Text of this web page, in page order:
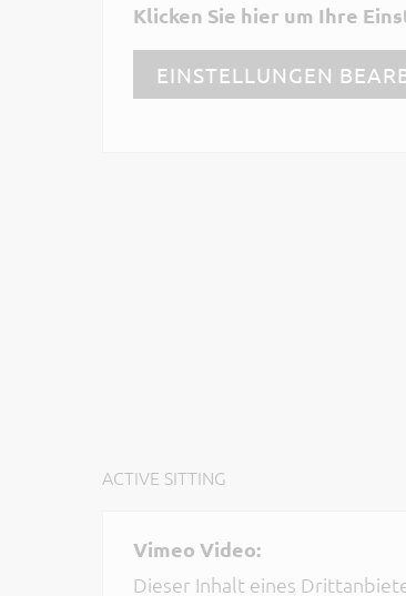
Klicken Sie hier um Ihre
EINSTELLUNGEN
ACTIVE SITTING
Vimeo Video:
Dieser Inhalt eines